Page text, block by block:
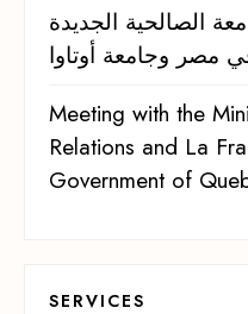
الصالحية الجديدة
مصر وجامعة أوتاوا
Meeting with the
Relations and La
Government of
SERVICES